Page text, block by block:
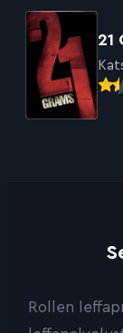
21
Rollen